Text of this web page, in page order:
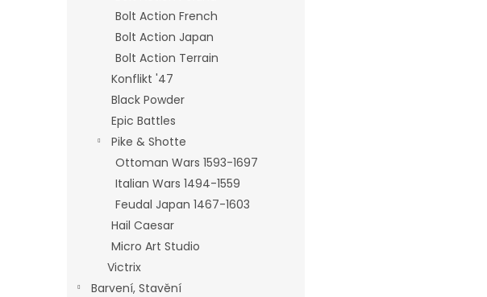
Bolt Action French
Bolt Action Japan
Bolt Action Terrain
Konflikt '47
Black Powder
Epic Battles
Pike & Shotte
Ottoman Wars 1593-1697
Italian Wars 1494-1559
Feudal Japan 1467-1603
Hail Caesar
Micro Art Studio
Victrix
Barvení, Stavění